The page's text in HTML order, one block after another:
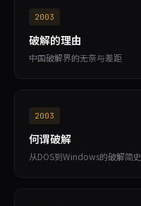
2003
破解的理由
中国破解界的无奈与差距
2003
何谓破解
从DOS到Windows的破解简史